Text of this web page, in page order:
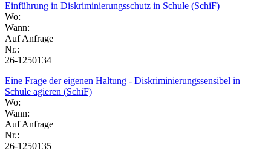
Einführung in Diskriminierungsschutz in Schule (SchiF)
Wo:
Wann:
Auf Anfrage
Nr.:
26-1250134
Eine Frage der eigenen Haltung - Diskriminierungssensibel in
Schule agieren (SchiF)
Wo:
Wann:
Auf Anfrage
Nr.:
26-1250135